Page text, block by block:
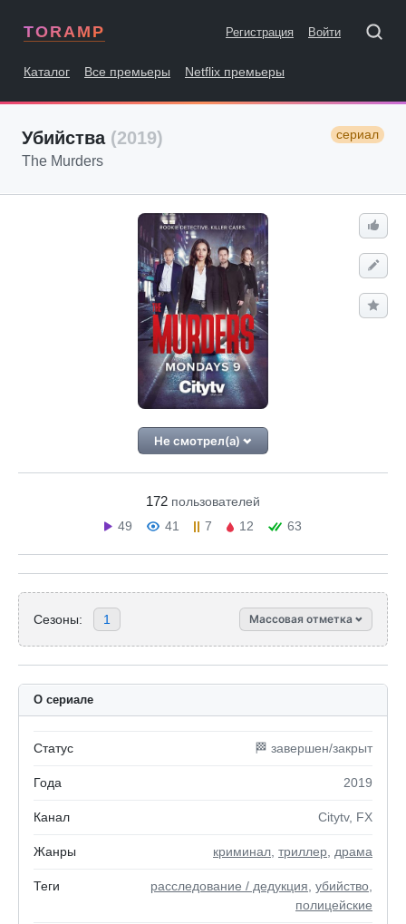
TORAMP Регистрация Войти
Каталог Все премьеры Netflix премьеры
Убийства (2019) сериал
The Murders
Не смотрел(а)
172 пользователей
49
41 7 12 63
Сезоны: 1 Массовая отметка
О сериале
Статус 🏁 завершен/закрыт
Года 2019
Канал Citytv, FX
Жанры криминал триллер драма
Теги расследование / дедукция убийство
полицейские